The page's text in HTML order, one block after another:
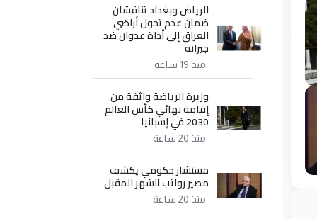
الرياض وبغداد تناقشان
ضمان عدم تحول أراضي
العراق إلى أداة عدوان ضد
جيرانه
منذ 19 ساعة
وزيرة الرياضة واثقة من
إقامة نهائي كأس العالم
2030 في إسبانيا
منذ 20 ساعة
مستشار حكومي يكشف
مصير رواتب الشهر المقبل
منذ 20 ساعة